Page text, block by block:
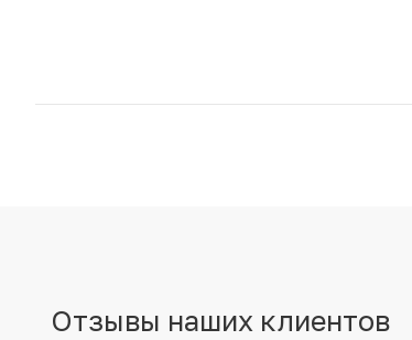
Отзывы наших клиентов